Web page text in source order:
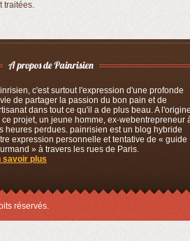
traitées.
c'est surtout l'expression d'une profonde
de partager la passion du bon pain et de
dans tout ce qu'il a de plus beau. A
ce projet, un jeune homme, ex-webentrepreneur
heures perdues. painrisien est un blog hybride
expression personnelle et tentative de « guide
» à travers les rues de Paris.
savoir plus
réservés.